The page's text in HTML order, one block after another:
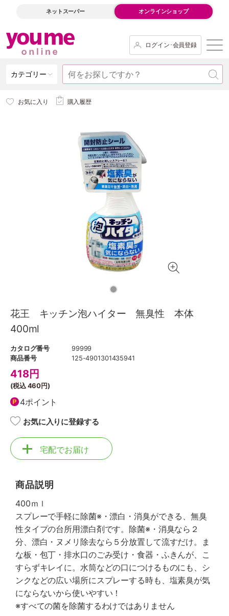
ネットスーパー オンラインショップ
ログイン･会員登録
カテゴリー
お気に入り 購入履歴
花王 キッチン泡ハイター 無臭性 本体
400ml
カタログ番号
99999
商品番号
125-4901301435941
418円
(税込460円)
4ポイント
お気に入りに登録する
宅配でお届け
商品説明
400ｍｌ
スプレーで手軽に除菌※・漂白・消臭ができる、無臭
性タイプの台所用漂白剤です。除菌※・消臭なら２
分、漂白・ヌメリ除去なら５分放置して流すだけ。ま
な板・包丁・排水口のごみ受け・食器・ふきんが、こ
すらずキレイに。水筒などの口につけるものにも、シ
ンクなどの広い場所にスプレーする時も、塩素臭が気
にならないから使いやすい！
※すべての菌を除菌するわけではありません